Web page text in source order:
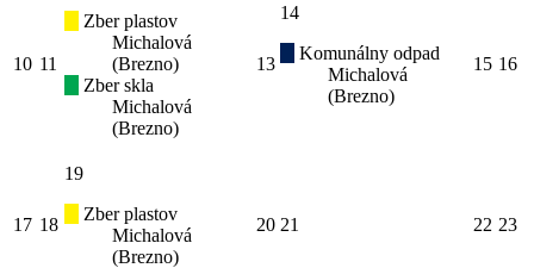
10 11
Zber plastov
Michalová
(Brezno)
Zber skla
Michalová
(Brezno)
13
14
Komunálny odpad
Michalová
(Brezno)
15 16
17 18
19
Zber plastov
Michalová
(Brezno)
20 21 22 23